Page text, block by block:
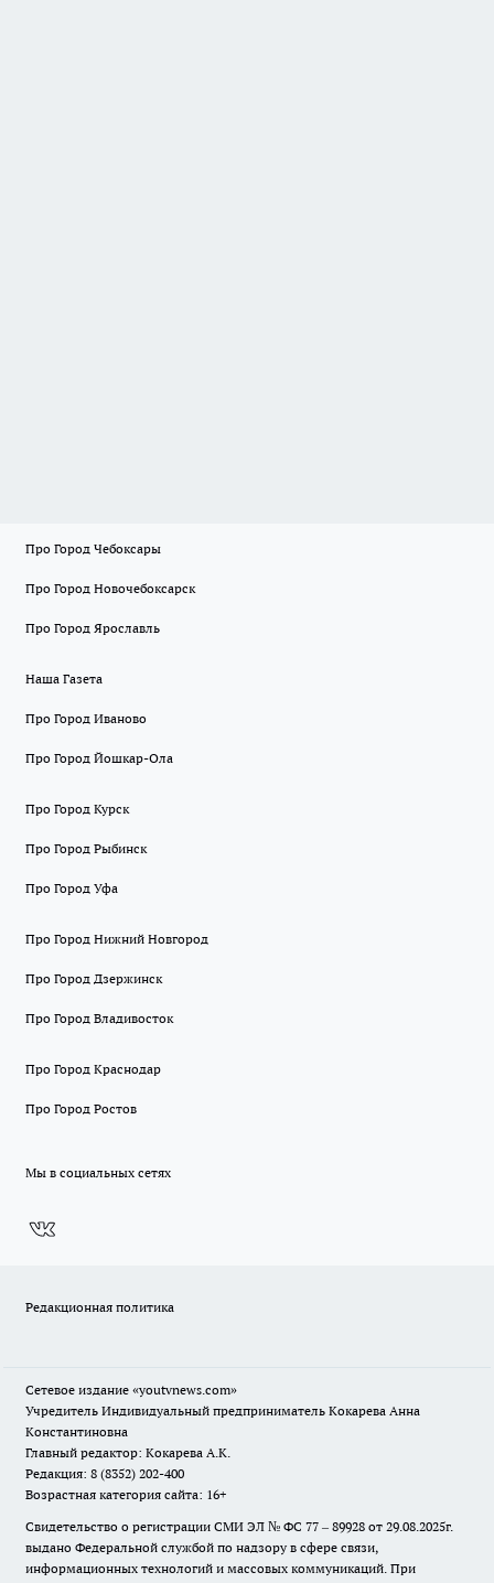
Про Город Чебоксары
Про Город Новочебоксарск
Про Город Ярославль
Наша Газета
Про Город Иваново
Про Город Йошкар-Ола
Про Город Курск
Про Город Рыбинск
Про Город Уфа
Про Город Нижний Новгород
Про Город Дзержинск
Про Город Владивосток
Про Город Краснодар
Про Город Ростов
Мы в социальных сетях
Редакционная политика
Сетевое издание «youtvnews.com»
Учредитель Индивидуальный предприниматель Кокарева Анна
Константиновна
Главный редактор: Кокарева А.К.
Редакция: 8 (8352) 202-400
Возрастная категория сайта: 16+
Свидетельство о регистрации СМИ ЭЛ № ФС 77 – 89928 от 29.08.2025г.
выдано Федеральной службой по надзору в сфере связи,
информационных технологий и массовых коммуникаций. При